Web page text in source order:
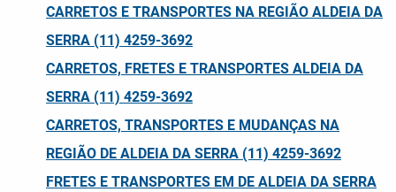
CARRETOS E TRANSPORTES NA REGIÃO ALDEIA DA
SERRA (11) 4259-3692
CARRETOS, FRETES E TRANSPORTES ALDEIA DA
SERRA (11) 4259-3692
CARRETOS, TRANSPORTES E MUDANÇAS NA
REGIÃO DE ALDEIA DA SERRA (11) 4259-3692
FRETES E TRANSPORTES EM DE ALDEIA DA SERRA